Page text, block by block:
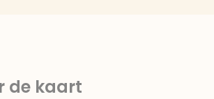
de kaart